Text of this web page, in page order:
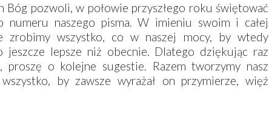
Bóg pozwoli, w połowie przyszłego roku świętować
numeru naszego pisma. W imieniu swoim i całej
zrobimy wszystko, co w naszej mocy, by wtedy
jeszcze lepsze niż obecnie. Dlatego dziękując raz
proszę o kolejne sugestie. Razem tworzymy nasz
by zawsze wyrażał on przymierze, więź